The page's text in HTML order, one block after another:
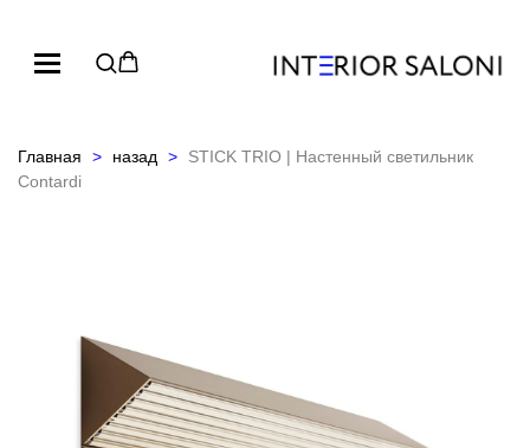
Главная назад
STICK TRIO | Настенный светильник
Contardi